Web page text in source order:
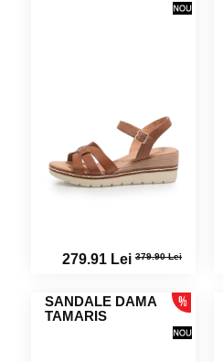
279.91 Lei 379.90 Lei
SANDALE DAMA
TAMARIS